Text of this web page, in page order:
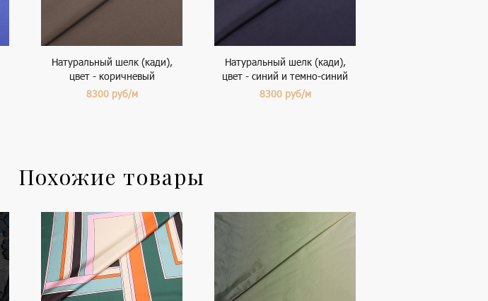
Натуральный шелк (кади),
цвет - коричневый
8300 руб/м
Натуральный шелк (кади),
цвет - синий и темно-синий
8300 руб/м
Похожие товары